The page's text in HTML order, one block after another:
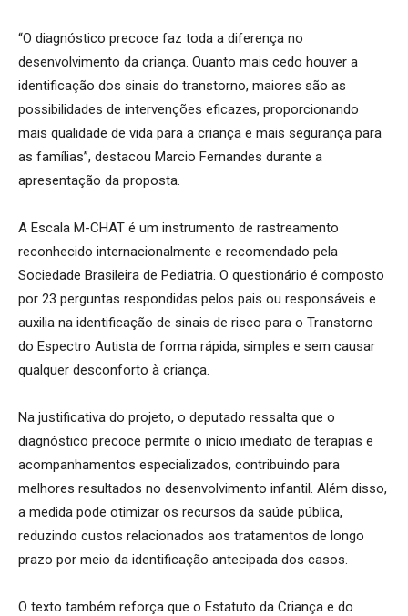
“O diagnóstico precoce faz toda a diferença no
desenvolvimento da criança. Quanto mais cedo houver a
identificação dos sinais do transtorno, maiores são as
possibilidades de intervenções eficazes, proporcionando
mais qualidade de vida para a criança e mais segurança para
as famílias”, destacou Marcio Fernandes durante a
apresentação da proposta.
A Escala M-CHAT é um instrumento de rastreamento
reconhecido internacionalmente e recomendado pela
Sociedade Brasileira de Pediatria. O questionário é composto
por 23 perguntas respondidas pelos pais ou responsáveis e
auxilia na identificação de sinais de risco para o Transtorno
do Espectro Autista de forma rápida, simples e sem causar
qualquer desconforto à criança.
Na justificativa do projeto, o deputado ressalta que o
diagnóstico precoce permite o início imediato de terapias e
acompanhamentos especializados, contribuindo para
melhores resultados no desenvolvimento infantil. Além disso,
a medida pode otimizar os recursos da saúde pública,
reduzindo custos relacionados aos tratamentos de longo
prazo por meio da identificação antecipada dos casos.
O texto também reforça que o Estatuto da Criança e do